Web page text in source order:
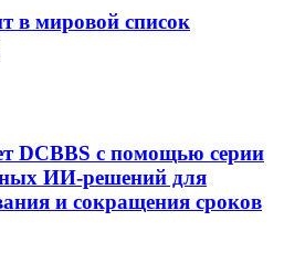
в мировой список
DCBBS с помощью серии
ИИ-решений для
и сокращения сроков